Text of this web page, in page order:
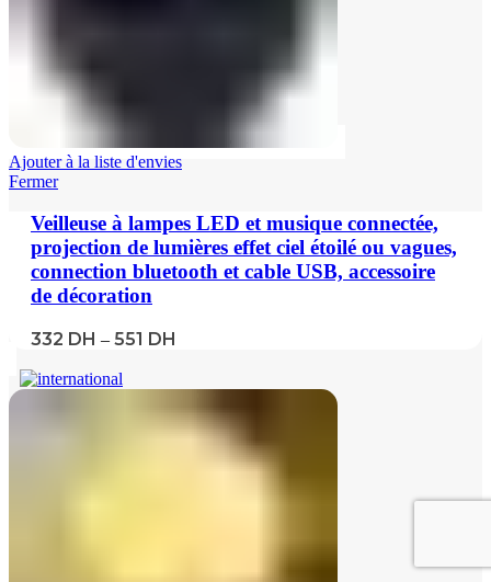
Ajouter à la liste d'envies
Fermer
Veilleuse à lampes LED et musique connectée,
projection de lumières effet ciel étoilé ou vagues,
connection bluetooth et cable USB, accessoire
de décoration
332 DH – 551 DH